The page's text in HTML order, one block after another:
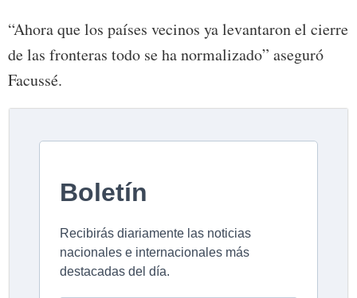
“Ahora que los países vecinos ya levantaron el cierre
de las fronteras todo se ha normalizado” aseguró
Facussé.